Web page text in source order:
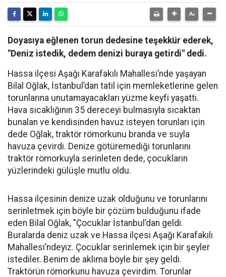
Doyasıya eğlenen torun dedesine teşekkür ederek,
"Deniz istedik, dedem denizi buraya getirdi" dedi.
Hassa ilçesi Aşağı Karafakılı Mahallesi’nde yaşayan
Bilal Oğlak, İstanbul’dan tatil için memleketlerine gelen
torunlarına unutamayacakları yüzme keyfi yaşattı.
Hava sıcaklığının 35 dereceyi bulmasıyla sıcaktan
bunalan ve kendisinden havuz isteyen torunları için
dede Oğlak, traktör römorkunu branda ve suyla
havuza çevirdi. Denize götüremediği torunlarını
traktör römorkuyla serinleten dede, çocukların
yüzlerindeki gülüşle mutlu oldu.
Hassa ilçesinin denize uzak olduğunu ve torunlarını
serinletmek için böyle bir çözüm bulduğunu ifade
eden Bilal Oğlak, "Çocuklar İstanbul’dan geldi.
Buralarda deniz uzak ve Hassa ilçesi Aşağı Karafakılı
Mahallesi’ndeyiz. Çocuklar serinlemek için bir şeyler
istediler. Benim de aklıma böyle bir şey geldi.
Traktörün römorkunu havuza çevirdim. Torunlar